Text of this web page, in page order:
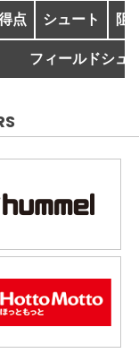
点 シュート 阻
フィールドシュ